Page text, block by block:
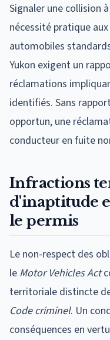
Signaler une collision
nécessité pratique
automobiles
Yukon exigent un
réclamations
identifiés. Sans
opportun, une
conducteur en fuite
Infractions
d'inaptitude
le permis
Le non-respect des
le Motor Vehicles Act
territoriale distincte
Code criminel. Un
conséquences en